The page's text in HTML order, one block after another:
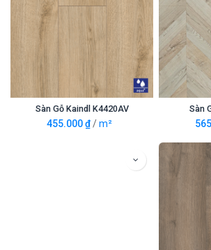
Sàn Gỗ Kaindl K4420AV
455.000₫ /m²
Sàn